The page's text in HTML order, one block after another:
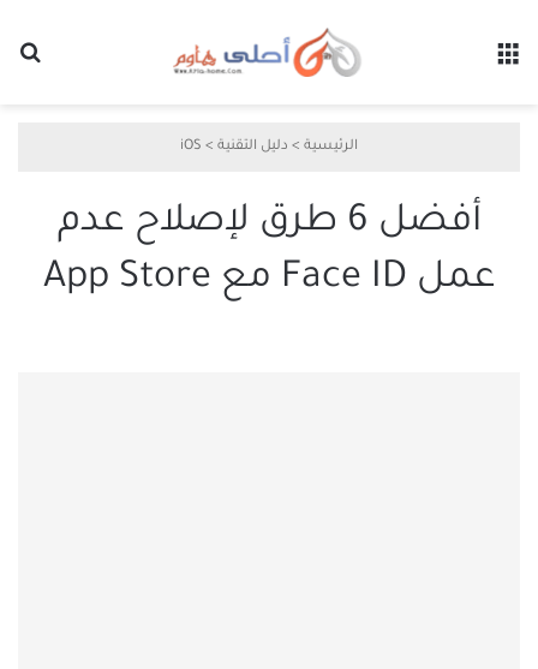
الرئيسية > دليل التقنية >
iOS
أفضل 6 طرق لإصلاح عدم
عمل Face ID مع App Store